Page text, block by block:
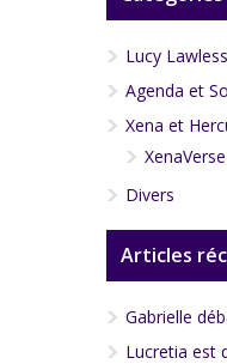
Lucy Lawless
Agenda et
Xena et
XenaVerse
Divers
Articles
Gabrielle
Lucretia est